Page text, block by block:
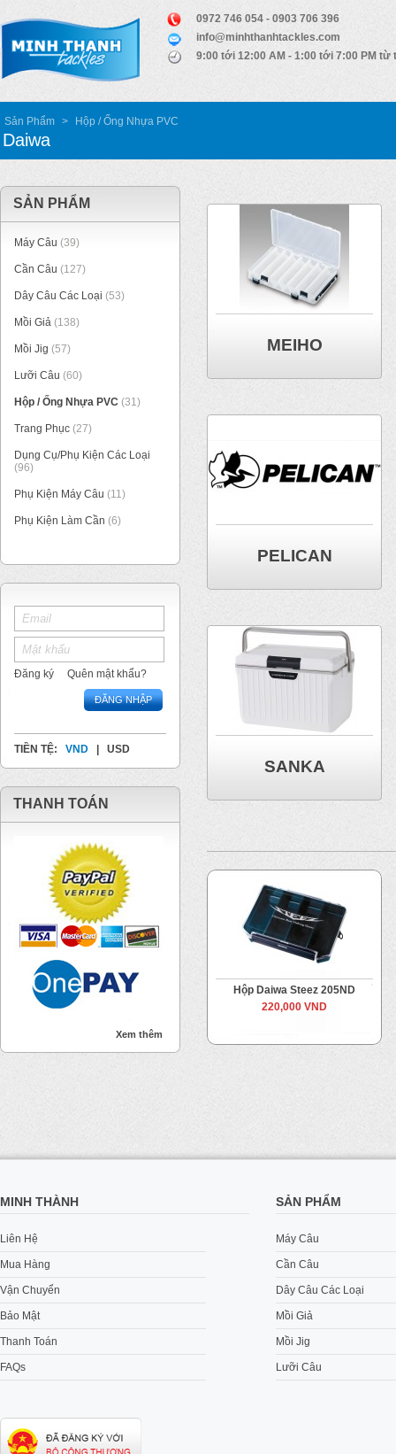
0972 746 054 - 0903 706 396
info@minhthanhtackles.com
9:00 tới 12:00 AM - 1:00 tới 7:00 PM từ
Sản Phẩm > Hộp / Ống Nhựa PVC
Daiwa
SẢN PHẨM
Máy Câu (39)
Cần Câu (127)
Dây Câu Các Loại (53)
Mồi Giả (138)
Mồi Jig (57)
Lưỡi Câu (60)
Hộp / Ống Nhựa PVC (31)
Trang Phục (27)
Dụng Cụ/Phụ Kiện Các Loại
(96)
Phụ Kiện Máy Câu (11)
Phụ Kiện Làm Cần (6)
Đăng ký Quên mật khẩu?
ĐĂNG NHẬP
TIỀN TỆ: VND USD
THANH TOÁN
Xem thêm
MEIHO
PELICAN
SANKA
Hộp Daiwa Steez 205ND
220,000 VND
MINH THÀNH
Liên Hệ
Mua Hàng
Vận Chuyển
Bảo Mật
Thanh Toán
FAQs
SẢN PHẨM
Máy Câu
Cần Câu
Dây Câu Các Loại
Mồi Giả
Mồi Jig
Lưỡi Câu